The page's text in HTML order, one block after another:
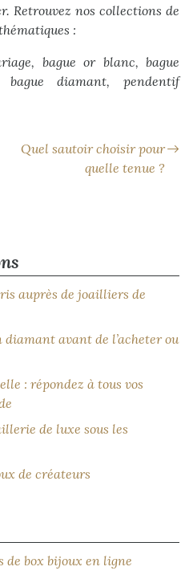
Retrouvez nos collections de
:
bague or blanc, bague
bague diamant, pendentif
Quel sautoir choisir pour
quelle tenue ?
auprès de joailliers de
avant de l’acheter ou
: répondez à tous vos
de luxe sous les
de créateurs
de box bijoux en ligne